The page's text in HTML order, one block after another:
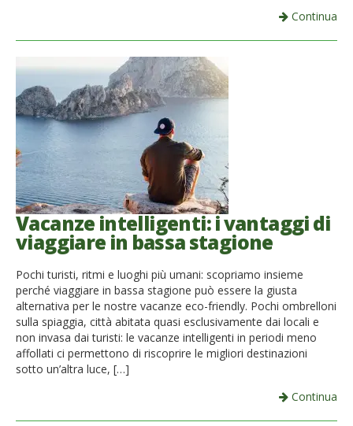
Continua
Vacanze intelligenti: i vantaggi di
viaggiare in bassa stagione
Pochi turisti, ritmi e luoghi più umani: scopriamo insieme
perché viaggiare in bassa stagione può essere la giusta
alternativa per le nostre vacanze eco-friendly. Pochi ombrelloni
sulla spiaggia, città abitata quasi esclusivamente dai locali e
non invasa dai turisti: le vacanze intelligenti in periodi meno
affollati ci permettono di riscoprire le migliori destinazioni
sotto un’altra luce, […]
Continua